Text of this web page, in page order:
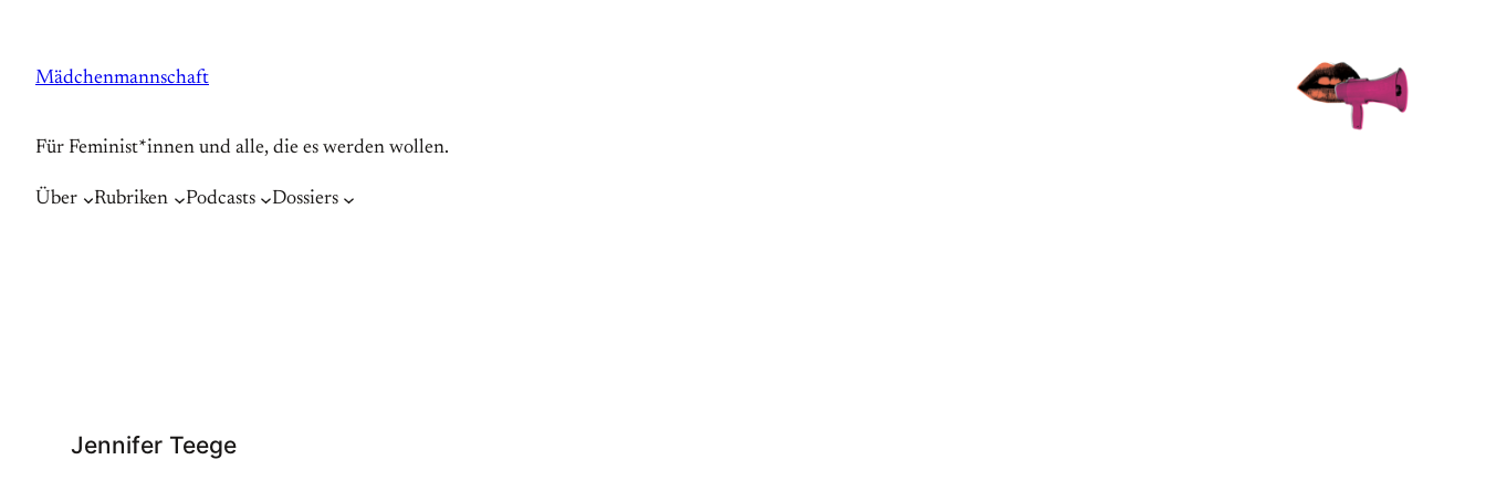
springen
Mädchenmannschaft
Für Feminist*innen und alle, die es werden wollen.
Über Rubriken Podcasts Dossiers
Jennifer Teege